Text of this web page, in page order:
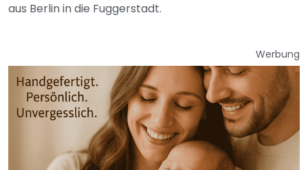
aus Berlin in die Fuggerstadt.
Werbung